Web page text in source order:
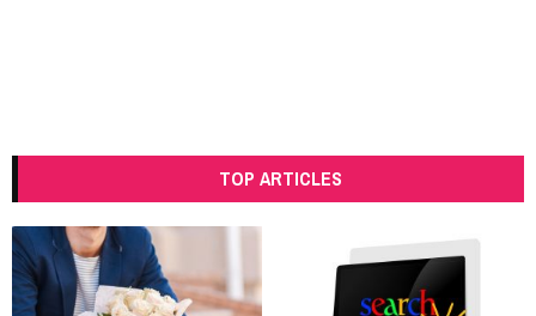
TOP ARTICLES